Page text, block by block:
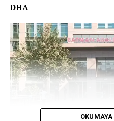
DHA